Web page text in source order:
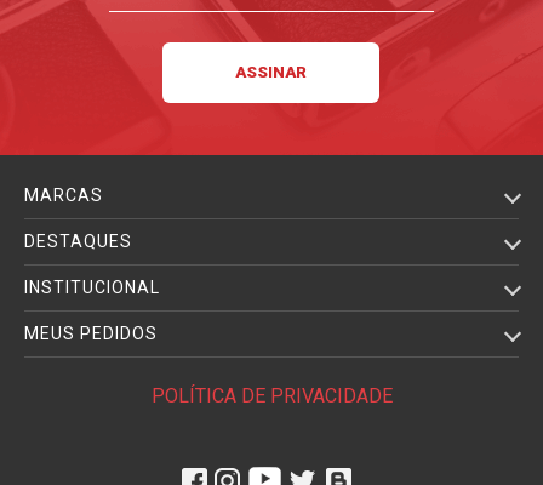
MARCAS
DESTAQUES
INSTITUCIONAL
MEUS PEDIDOS
POLÍTICA DE PRIVACIDADE